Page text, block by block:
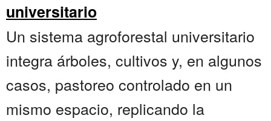
universitario
Un sistema agroforestal universitario
integra árboles, cultivos y, en algunos
casos, pastoreo controlado en un
mismo espacio, replicando la